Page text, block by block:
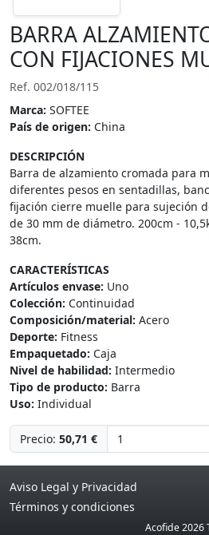
BARRA
CON FIJACIONES
Ref. 002/018/115
Marca: SOFTEE
País de origen: China
DESCRIPCIÓN
Barra de alzamiento cromada para
diferentes pesos en sentadillas,
fijación cierre muelle para sujeción
de 30 mm de diámetro. 200cm -
38cm.
CARACTERÍSTICAS
Artículos envase: Uno
Colección: Continuidad
Composición/material: Acero
Deporte: Fitness
Empaquetado: Caja
Nivel de habilidad: Intermedio
Tipo de producto: Barra
Uso: Individual
Precio: 50,71 €
Aviso Legal y Privacidad
Términos y condiciones
Acofide 2026